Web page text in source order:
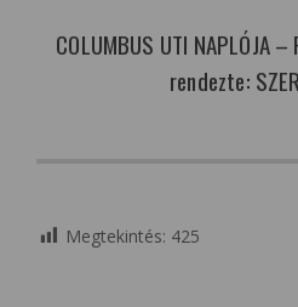
COLUMBUS UTI NAPLÓJA
rendezte:
Megtekintés: 425